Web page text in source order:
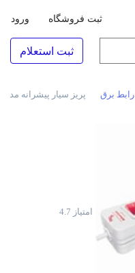
ثبت فروشگاه ورود
ثبت استعلام
رابط برق پریز سیار پیشرانه مدل آناده 204 با
امتیاز 4.7